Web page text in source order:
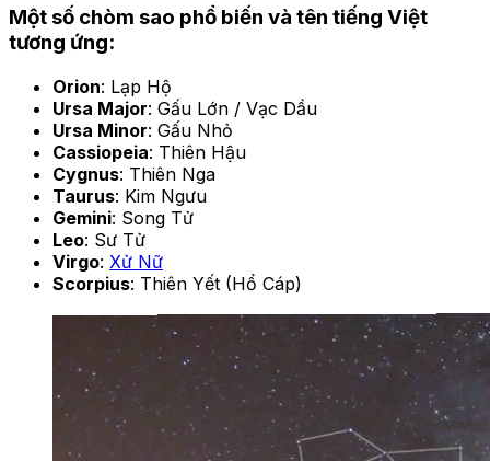
Một số chòm sao phổ biến và tên tiếng Việt
tương ứng:
Orion: Lạp Hộ
Ursa Major: Gấu Lớn / Vạc Dầu
Ursa Minor: Gấu Nhỏ
Cassiopeia: Thiên Hậu
Cygnus: Thiên Nga
Taurus: Kim Ngưu
Gemini: Song Tử
Leo: Sư Tử
Virgo: Xử Nữ
Scorpius: Thiên Yết (Hổ Cáp)